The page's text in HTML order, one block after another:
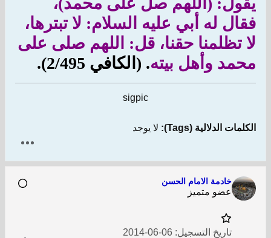
فقال له أبي عليه السلام: لا تبترها،
لا تظلمنا حقنا، قل: اللهم صلى على
محمد وأهل بيته. (الكافي 2/495).
sigpic
الكلمات الدلالية (Tags): لا يوجد
خادمة الامام الحسن
عضو متميز
تاريخ التسجيل: 06-06-2014